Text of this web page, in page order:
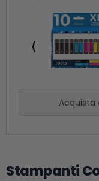
⟨
Acquista
Stampanti